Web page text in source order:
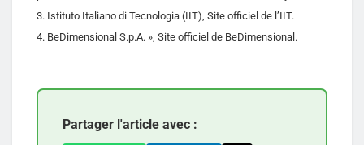
3. Istituto Italiano di Tecnologia (IIT), Site officiel de l’IIT.
4. BeDimensional S.p.A. », Site officiel de BeDimensional.
Partager l'article avec :